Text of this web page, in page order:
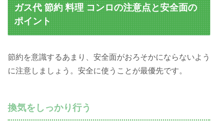
ガス代 節約 料理 コンロの注意点と安全面の
ポイント
節約を意識するあまり、安全面がおろそかにならないよう
に注意しましょう。安全に使うことが最優先です。
換気をしっかり行う